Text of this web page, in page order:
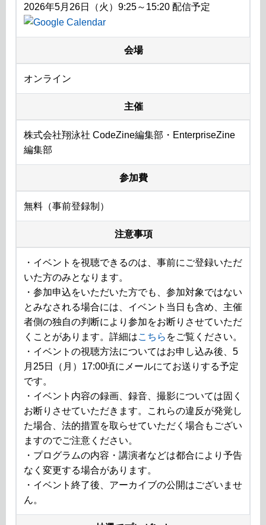
2026年5月26日（火）9:25～15:20 配信予定
会場
オンライン
主催
株式会社翔泳社 CodeZine編集部・EnterpriseZine
編集部
参加費
無料（事前登録制）
注意事項
・イベントを視聴できるのは、事前にご登録いただ
いた方のみとなります。
・参加申込をいただいた方でも、参加対象ではない
とみなされる場合には、イベント当日も含め、主催
者側の独自の判断により参加をお断りさせていただ
くことがあります。詳細はこちら をご覧ください。
・イベントの視聴方法についてはお申し込み後、5
月25日（月）17:00頃にメールにてお送りする予定
です。
・イベント内容の録画、録音、撮影については固く
お断りさせていただきます。これらの違反が発覚し
た場合、法的措置を取らせていただく場合もござい
ますのでご注意ください。
・プログラムの内容・講演者などは都合により予告
なく変更する場合があります。
・イベント終了後、アーカイブの公開はございませ
ん。